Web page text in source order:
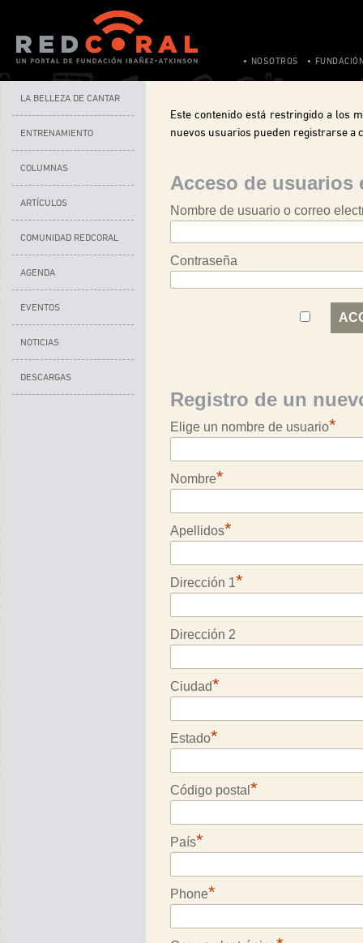
NOSOTROS
LA BELLEZA DE CANTAR
ENTRENAMIENTO
COLUMNAS
ARTÍCULOS
COMUNIDAD REDCORAL
AGENDA
EVENTOS
NOTICIAS
DESCARGAS
Este contenido está restringido a los
nuevos usuarios pueden registrarse a
Acceso de usuarios
Nombre de usuario o correo
Contraseña
Registro de un
Elige un nombre de usuario*
Nombre*
Apellidos*
Dirección 1*
Dirección 2
Ciudad*
Estado*
Código postal *
País*
Phone*